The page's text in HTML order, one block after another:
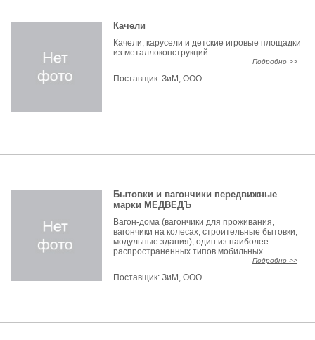
Качели
Качели, карусели и детские игровые площадки
из металлоконструкций
Подробно >>
Поставщик:ЗиМ, ООО
Бытовки и вагончики передвижные
марки МЕДВЕДЪ
Вагон-дома (вагончики для проживания,
вагончики на колесах, строительные бытовки,
модульные здания), один из наиболее
распространенных типов мобильных...
Подробно >>
Поставщик:ЗиМ, ООО